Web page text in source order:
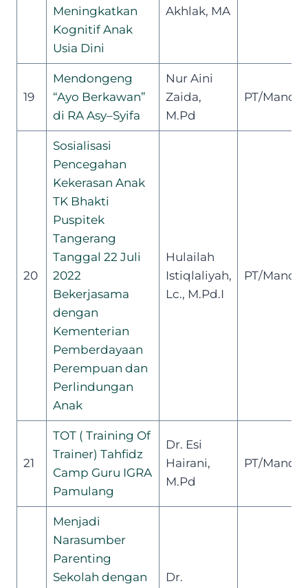
Meningkatkan
Kognitif Anak
Usia Dini
Akhlak, MA
19
Mendongeng
“Ayo Berkawan”
di RA Asy–Syifa
Nur Aini
Zaida,
M.Pd
PT/Mandiri
20
Sosialisasi
Pencegahan
Kekerasan Anak
TK Bhakti
Puspitek
Tangerang
Tanggal 22 Juli
2022
Bekerjasama
dengan
Kementerian
Pemberdayaan
Perempuan dan
Perlindungan
Anak
Hulailah
Istiqlaliyah,
Lc., M.Pd.I
PT/Mandiri
21
TOT ( Training Of
Trainer) Tahfidz
Camp Guru IGRA
Pamulang
Dr. Esi
Hairani,
M.Pd
PT/Mandiri
Menjadi
Narasumber
Parenting
Sekolah dengan
Dr.